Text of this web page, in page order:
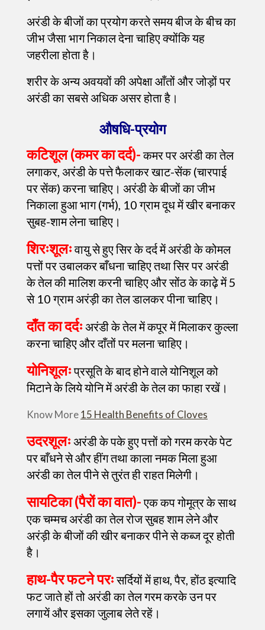
अरंडी के बीजों का प्रयोग करते समय बीज के बीच का
जीभ जैसा भाग निकाल देना चाहिए क्योंकि यह
जहरीला होता है।
शरीर के अन्य अवयवों की अपेक्षा आँतों और जोड़ों पर
अरंडी का सबसे अधिक असर होता है।
औषधि-प्रयोग
कटिशूल (कमर का दर्द)- कमर पर अरंडी का तेल
लगाकर, अरंडी के पत्ते फैलाकर खाट-सेंक (चारपाई
पर सेंक) करना चाहिए। अरंडी के बीजों का जीभ
निकाला हुआ भाग (गर्भ), 10 ग्राम दूध में खीर बनाकर
सुबह-शाम लेना चाहिए।
शिरःशूलःवायु से हुए सिर के दर्द में अरंडी के कोमल
पत्तों पर उबालकर बाँधना चाहिए तथा सिर पर अरंडी
के तेल की मालिश करनी चाहिए और सोंठ के काढ़े में 5
से 10 ग्राम अरंड़ी का तेल डालकर पीना चाहिए।
दाँत का दर्दःअरंडी के तेल में कपूर में मिलाकर कुल्ला
करना चाहिए और दाँतों पर मलना चाहिए।
योनिशूलःप्रसूति के बाद होने वाले योनिशूल को
मिटाने के लिये योनि में अरंडी के तेल का फाहा रखें।
Know More15 Health Benefits of Cloves
उदरशूलःअरंडी के पके हुए पत्तों को गरम करके पेट
पर बाँधने से और हींग तथा काला नमक मिला हुआ
अरंडी का तेल पीने से तुरंत ही राहत मिलेगी।
सायटिका (पैरों का वात)- एक कप गोमूत्र के साथ
एक चम्मच अरंडी का तेल रोज सुबह शाम लेने और
अरंड़ी के बीजों की खीर बनाकर पीने से कब्ज दूर होती
है।
हाथ-पैर फटने परःसर्दियों में हाथ, पैर, होंठ इत्यादि
फट जाते हों तो अरंडी का तेल गरम करके उन पर
लगायें और इसका जुलाब लेते रहें।